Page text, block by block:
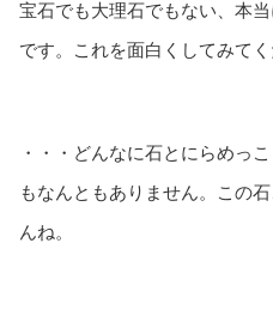
宝石でも大理石でもない、本
です。これを面白くしてみてく
・・・どんなに石とにらめっ
もなんともありません。この
んね。